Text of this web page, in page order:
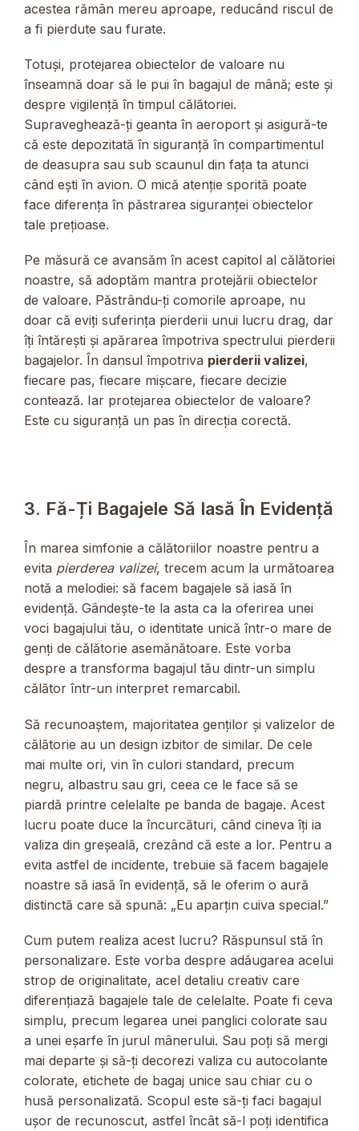
acestea rămân mereu aproape, reducând riscul de
a fi pierdute sau furate.
Totuși, protejarea obiectelor de valoare nu
înseamnă doar să le pui în bagajul de mână; este și
despre vigilență în timpul călătoriei.
Supraveghează-ți geanta în aeroport și asigură-te
că este depozitată în siguranță în compartimentul
de deasupra sau sub scaunul din fața ta atunci
când ești în avion. O mică atenție sporită poate
face diferența în păstrarea siguranței obiectelor
tale prețioase.
Pe măsură ce avansăm în acest capitol al călătoriei
noastre, să adoptăm mantra protejării obiectelor
de valoare. Păstrându-ți comorile aproape, nu
doar că eviți suferința pierderii unui lucru drag, dar
îți întărești și apărarea împotriva spectrului pierderii
bagajelor. În dansul împotriva pierderii valizei,
fiecare pas, fiecare mișcare, fiecare decizie
contează. Iar protejarea obiectelor de valoare?
Este cu siguranță un pas în direcția corectă.
3. Fă-Ți Bagajele Să Iasă În Evidență
În marea simfonie a călătoriilor noastre pentru a
evita pierderea valizei, trecem acum la următoarea
notă a melodiei: să facem bagajele să iasă în
evidență. Gândește-te la asta ca la oferirea unei
voci bagajului tău, o identitate unică într-o mare de
genți de călătorie asemănătoare. Este vorba
despre a transforma bagajul tău dintr-un simplu
călător într-un interpret remarcabil.
Să recunoaștem, majoritatea genților și valizelor de
călătorie au un design izbitor de similar. De cele
mai multe ori, vin în culori standard, precum
negru, albastru sau gri, ceea ce le face să se
piardă printre celelalte pe banda de bagaje. Acest
lucru poate duce la încurcături, când cineva îți ia
valiza din greșeală, crezând că este a lor. Pentru a
evita astfel de incidente, trebuie să facem bagajele
noastre să iasă în evidență, să le oferim o aură
distinctă care să spună: „Eu aparțin cuiva special.”
Cum putem realiza acest lucru? Răspunsul stă în
personalizare. Este vorba despre adăugarea acelui
strop de originalitate, acel detaliu creativ care
diferențiază bagajele tale de celelalte. Poate fi ceva
simplu, precum legarea unei panglici colorate sau
a unei eșarfe în jurul mânerului. Sau poți să mergi
mai departe și să-ți decorezi valiza cu autocolante
colorate, etichete de bagaj unice sau chiar cu o
husă personalizată. Scopul este să-ți faci bagajul
ușor de recunoscut, astfel încât să-l poți identifica